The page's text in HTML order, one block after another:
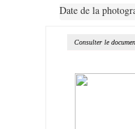
Date de la
Consulter le